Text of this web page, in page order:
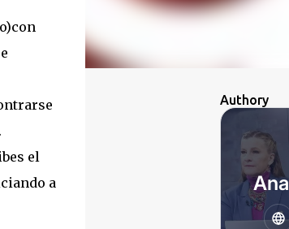
el
a
Authory